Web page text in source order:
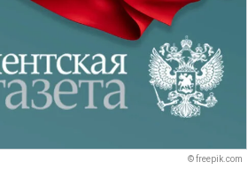
© freepik.com